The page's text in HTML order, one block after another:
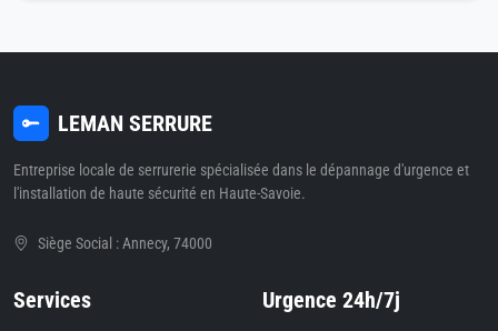
LEMAN SERRURE
Entreprise locale de serrurerie spécialisée dans le dépannage d'urgence et
l'installation de haute sécurité en Haute-Savoie.
Siège Social : Annecy, 74000
Services Urgence 24h/7j